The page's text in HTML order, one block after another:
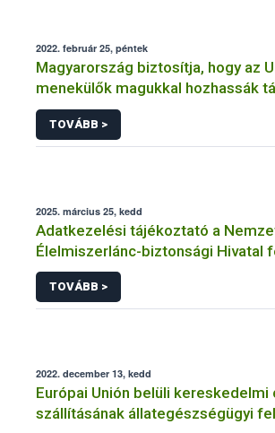
2022. február 25, péntek
Magyarország biztosítja, hogy az
menekülők magukkal hozhassák
TOVÁBB >
2025. március 25, kedd
Adatkezelési tájékoztató a
Élelmiszerlánc-biztonsági Hivatal
tevékenységéhez kapcsolódó
TOVÁBB >
2022. december 13, kedd
Európai Unión belüli kereskedelmi
szállításának állategészségügyi